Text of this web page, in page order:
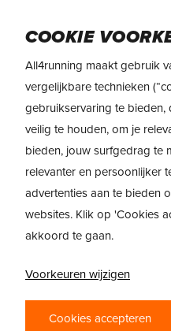
content
REVIEW
REVIEW:
MACH
BEGINT
SNELLER
Haal met maximale
intervaltrainingen met
Deze snelle
COOKIE
All4running maakt gebruik
vergelijkbare technieken
gebruikservaring te
veilig te houden, om je
bieden, jouw surfgedrag te
relevanter en persoonlijker
advertenties aan te bieden
websites. Klik op 'Cookies
akkoord te gaan.
Voorkeuren wijzigen
Cookies accepteren